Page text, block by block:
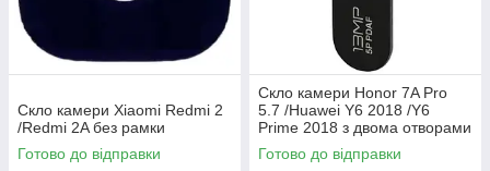
Скло камери Xiaomi Redmi 2
/Redmi 2A без рамки
Готово до відправки
Скло камери Honor 7A Pro
5.7 /Huawei Y6 2018 /Y6
Prime 2018 з двома отворами
без рамки
Готово до відправки